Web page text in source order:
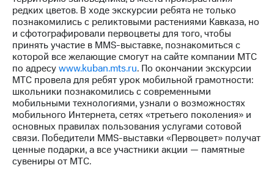
МТС
о технологиях
Достижения
Интервью
Финансовая
отчетность
Контакты
Новости
в
редких цветов. В ходе экскурсии ребята не только
познакомились с реликтовыми растениями Кавказа, но
и сфотографировали первоцветы для того, чтобы
принять участие в MMS-выставке, познакомиться с
которой все желающие смогут на сайте компании МТС
по адресуwww.kuban.mts.ru. По окончании экскурсии
МТС провела для ребят урок мобильной грамотности:
школьники познакомились с современными
мобильными технологиями, узнали о возможностях
мобильного Интернета, сетях «третьего поколения» и
основных правилах пользования услугами сотовой
связи. Победители MMS-выставки «Первоцвет» получат
ценные подарки, а все участники акции — памятные
сувениры от МТС.